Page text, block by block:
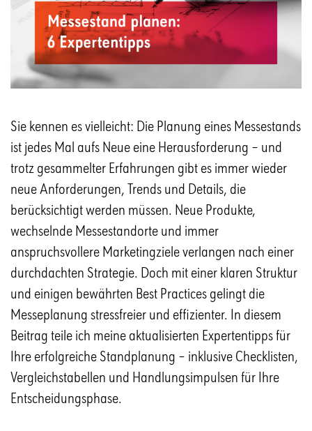
Sie kennen es vielleicht: Die Planung eines Messestands
ist jedes Mal aufs Neue eine Herausforderung – und
trotz gesammelter Erfahrungen gibt es immer wieder
neue Anforderungen, Trends und Details, die
berücksichtigt werden müssen. Neue Produkte,
wechselnde Messestandorte und immer
anspruchsvollere Marketingziele verlangen nach einer
durchdachten Strategie. Doch mit einer klaren Struktur
und einigen bewährten Best Practices gelingt die
Messeplanung stressfreier und effizienter. In diesem
Beitrag teile ich meine aktualisierten Expertentipps für
Ihre erfolgreiche Standplanung – inklusive Checklisten,
Vergleichstabellen und Handlungsimpulsen für Ihre
Entscheidungsphase.